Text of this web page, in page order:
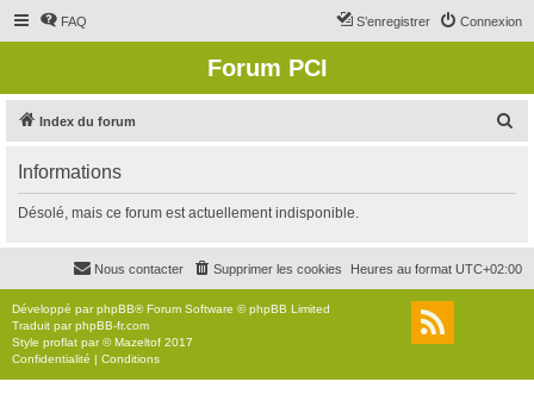
FAQ Connexion
S’enregistrer
Forum PCI
Index du forum
r
c
r
Informations
Désolé, mais ce forum est actuellement indisponible.
Heures au format UTC+02:00
Supprimer les cookies
Nous contacter
Développé parphpBB® Forum Software © phpBB Limited
Traduit parphpBB-fr.com
Style proflat par ©Mazeltof 2017
Confidentialité | Conditions